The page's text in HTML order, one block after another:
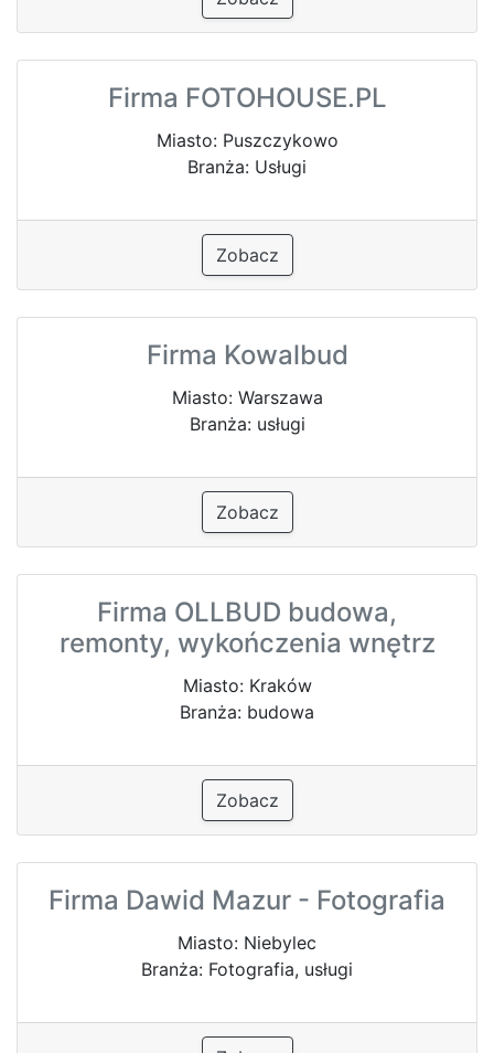
Firma FOTOHOUSE.PL
Miasto: Puszczykowo
Branża: Usługi
Zobacz
Firma Kowalbud
Miasto: Warszawa
Branża: usługi
Zobacz
Firma OLLBUD budowa,
remonty, wykończenia wnętrz
Miasto: Kraków
Branża: budowa
Zobacz
Firma Dawid Mazur - Fotografia
Miasto: Niebylec
Branża: Fotografia, usługi